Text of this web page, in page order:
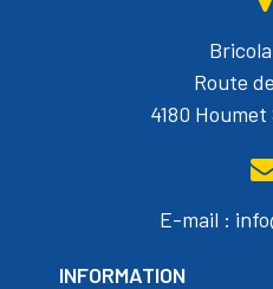
Route
4180
E-mail :
INFORMATION